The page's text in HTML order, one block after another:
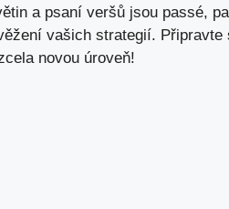
a psaní veršů jsou⁤ passé,
vašich strategií.
novou ⁤úroveň!